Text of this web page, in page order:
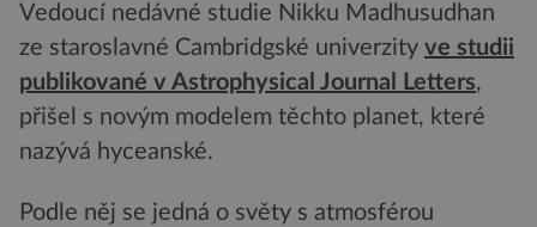
Vedoucí nedávné studie Nikku Madhusudhan
ze staroslavné Cambridgské univerzity ve studii
publikované v Astrophysical Journal Letters,
přišel s novým modelem těchto planet, které
nazývá hyceanské.
Podle něj se jedná o světy s atmosférou